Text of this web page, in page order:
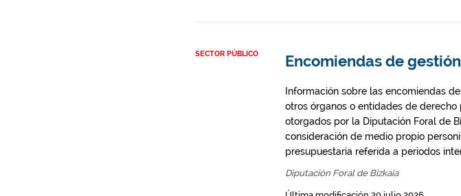
SECTOR PÚBLICO Encomiendas de gestión
Información sobre las encomiendas
otros órganos o entidades de
otorgados por la Diputación Foral de
consideración de medio propio
presupuestaria referida a periodos
Diputación Foral de Bizkaia